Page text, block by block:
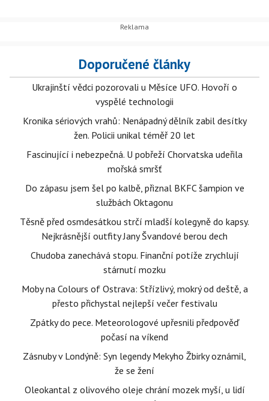
Doporučené články
Ukrajinští vědci pozorovali u Měsíce UFO. Hovoří o
vyspělé technologii
Kronika sériových vrahů: Nenápadný dělník zabil desítky
žen. Policii unikal téměř 20 let
Fascinující i nebezpečná. U pobřeží Chorvatska udeřila
mořská smršť
Do zápasu jsem šel po kalbě, přiznal BKFC šampion ve
službách Oktagonu
Těsně před osmdesátkou strčí mladší kolegyně do kapsy.
Nejkrásnější outfity Jany Švandové berou dech
Chudoba zanechává stopu. Finanční potíže zrychlují
stárnutí mozku
Moby na Colours of Ostrava: Střízlivý, mokrý od deště, a
přesto přichystal nejlepší večer festivalu
Zpátky do pece. Meteorologové upřesnili předpověď
počasí na víkend
Zásnuby v Londýně: Syn legendy Mekyho Žbirky oznámil,
že se žení
Oleokantal z olivového oleje chrání mozek myší, u lidí